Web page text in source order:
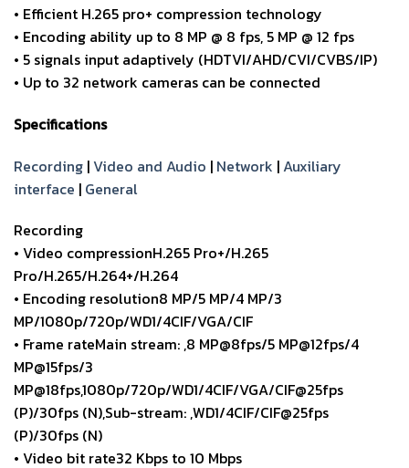
• Efficient H.265 pro+ compression technology
• Encoding ability up to 8 MP @ 8 fps, 5 MP @ 12 fps
• 5 signals input adaptively (HDTVI/AHD/CVI/CVBS/IP)
• Up to 32 network cameras can be connected
Specifications
Recording |Video and Audio | Network |Auxiliary
interface | General
Recording
• Video compressionH.265 Pro+/H.265
Pro/H.265/H.264+/H.264
• Encoding resolution8 MP/5 MP/4 MP/3
MP/1080p/720p/WD1/4CIF/VGA/CIF
• Frame rateMain stream: ,8 MP@8fps/5 MP@12fps/4
MP@15fps/3
MP@18fps,1080p/720p/WD1/4CIF/VGA/CIF@25fps
(P)/30fps (N),Sub-stream: ,WD1/4CIF/CIF@25fps
(P)/30fps (N)
• Video bit rate32 Kbps to 10 Mbps